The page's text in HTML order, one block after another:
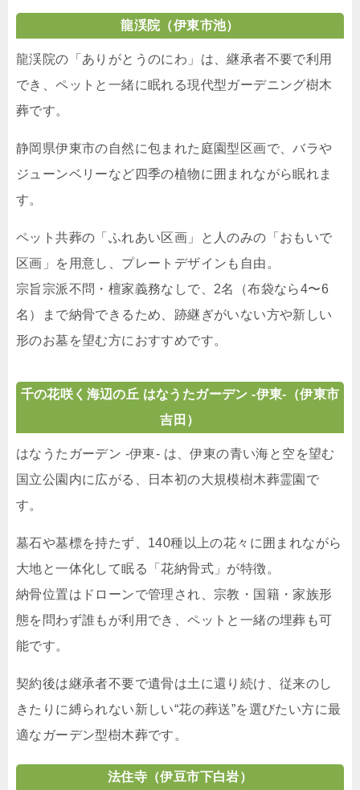
龍渓院（伊東市池）
龍渓院の「ありがとうのにわ」は、継承者不要で利用
でき、ペットと一緒に眠れる現代型ガーデニング樹木
葬です。
静岡県伊東市の自然に包まれた庭園型区画で、バラや
ジューンベリーなど四季の植物に囲まれながら眠れま
す。
ペット共葬の「ふれあい区画」と人のみの「おもいで
区画」を用意し、プレートデザインも自由。
宗旨宗派不問・檀家義務なしで、2名（布袋なら4〜6
名）まで納骨できるため、跡継ぎがいない方や新しい
形のお墓を望む方におすすめです。
千の花咲く海辺の丘 はなうたガーデン -伊東- （伊東市
吉田）
はなうたガーデン -伊東- は、伊東の青い海と空を望む
国立公園内に広がる、日本初の大規模樹木葬霊園で
す。
墓石や墓標を持たず、140種以上の花々に囲まれながら
大地と一体化して眠る「花納骨式」が特徴。
納骨位置はドローンで管理され、宗教・国籍・家族形
態を問わず誰もが利用でき、ペットと一緒の埋葬も可
能です。
契約後は継承者不要で遺骨は土に還り続け、従来のし
きたりに縛られない新しい“花の葬送”を選びたい方に最
適なガーデン型樹木葬です。
法住寺 （伊豆市下白岩）